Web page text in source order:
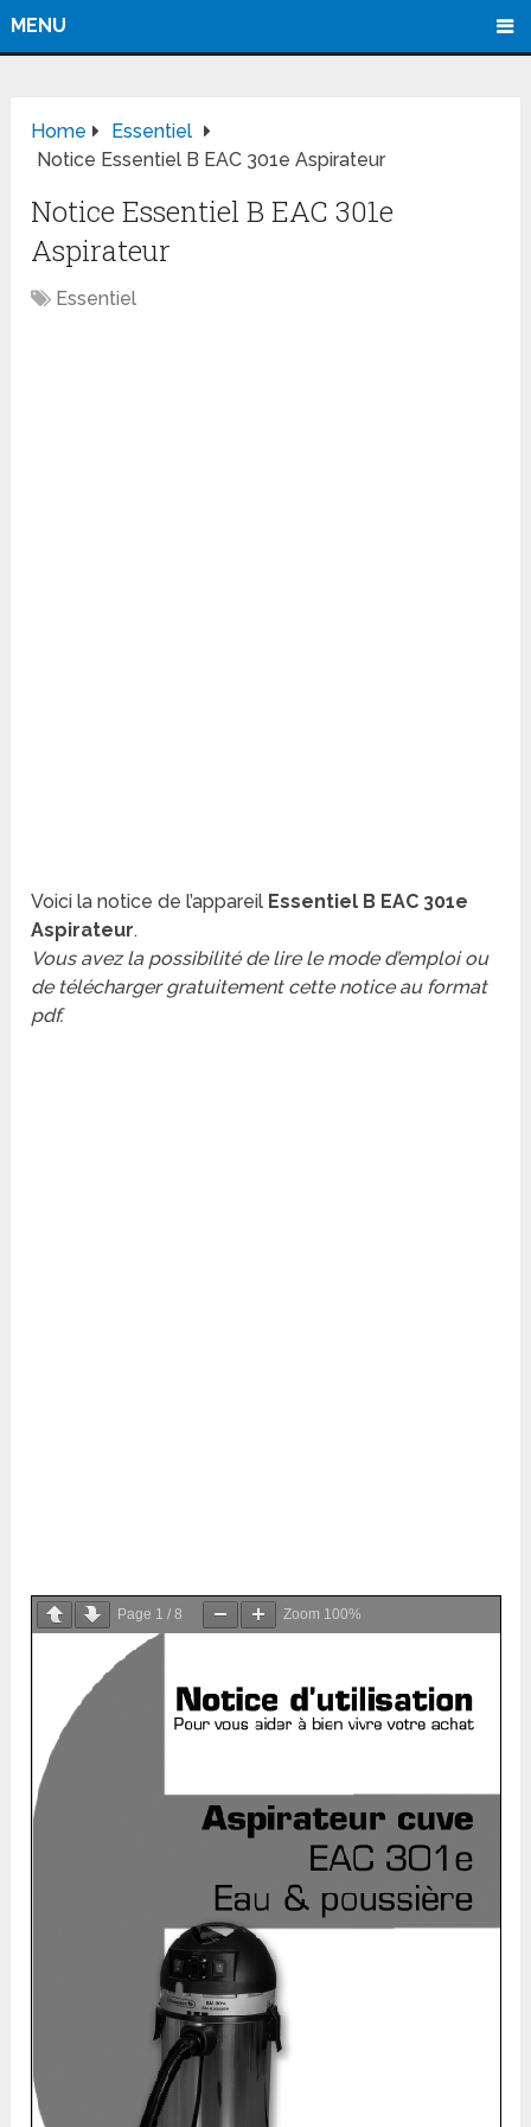
MENU
Home
Essentiel
Notice Essentiel B EAC 301e Aspirateur
Notice Essentiel B EAC 301e
Aspirateur
Essentiel
Voici la notice de l’appareil Essentiel B EAC 301e
Aspirateur.
Vous avez la possibilité de lire le mode d’emploi ou
de télécharger gratuitement cette notice au format
pdf.
Page 1 /8 Zoom 100%